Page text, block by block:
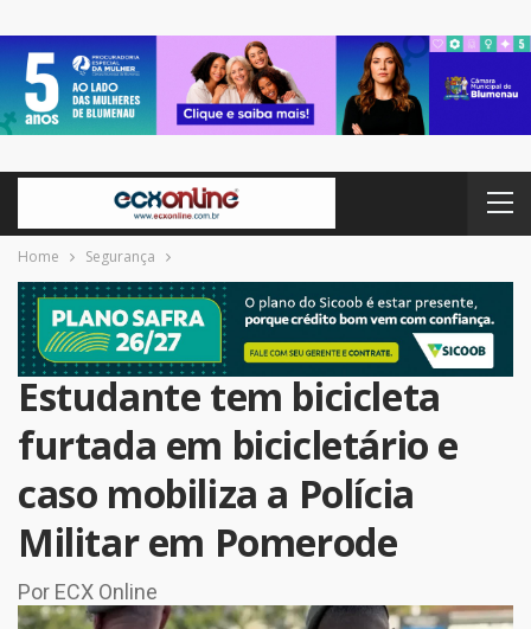
Home Segurança
Estudante tem bicicleta
furtada em bicicletário e
caso mobiliza a Polícia
Militar em Pomerode
Por ECX Online